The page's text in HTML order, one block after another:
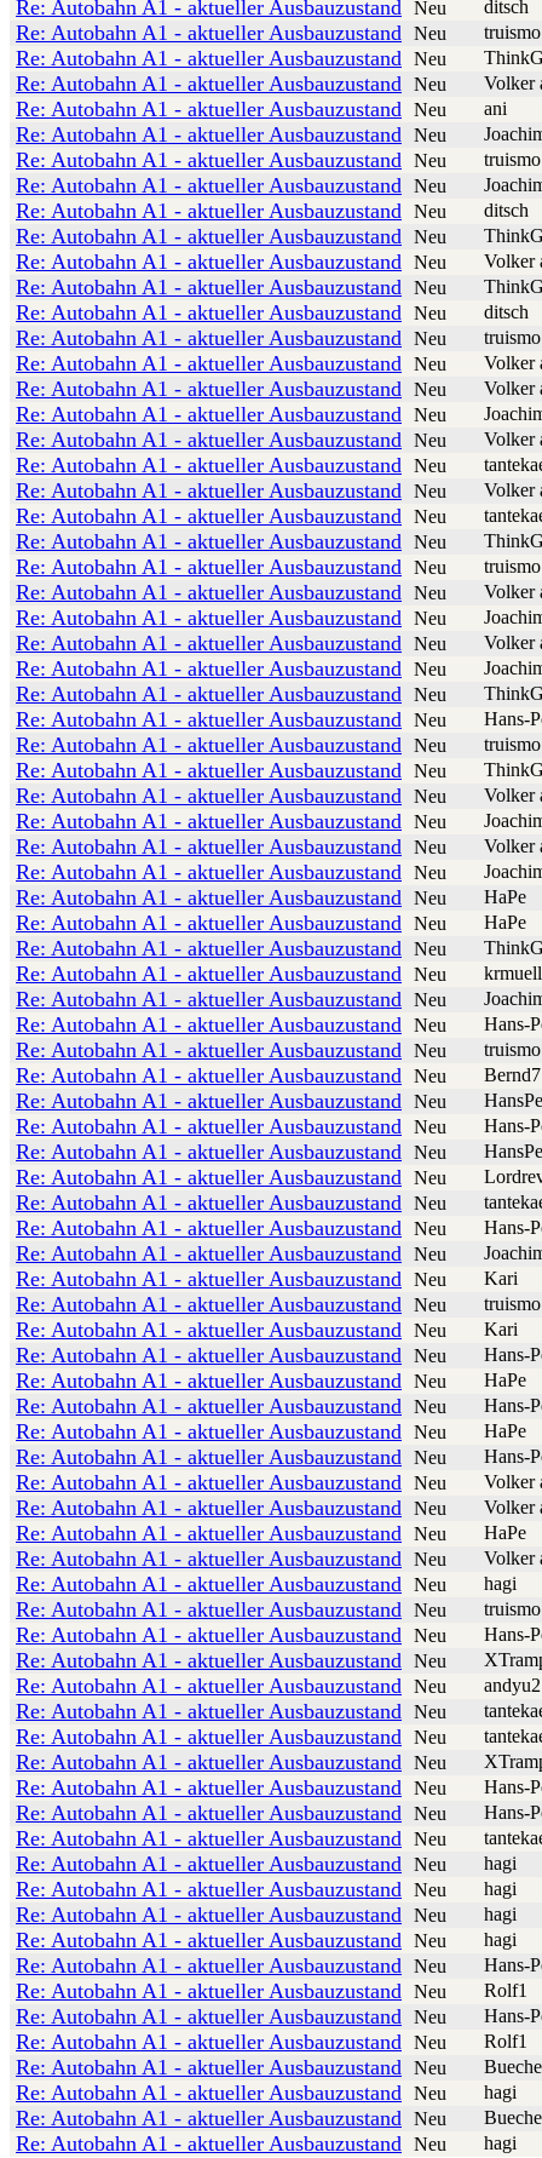
Re: Autobahn A1 - aktueller Ausbauzustand Neu ditsch
Re: Autobahn A1 - aktueller Ausbauzustand Neu truismo
Re: Autobahn A1 - aktueller Ausbauzustand Neu
Re: Autobahn A1 - aktueller Ausbauzustand Neu Volker
Re: Autobahn A1 - aktueller Ausbauzustand Neu ani
Re: Autobahn A1 - aktueller Ausbauzustand Neu
Re: Autobahn A1 - aktueller Ausbauzustand Neu truismo
Re: Autobahn A1 - aktueller Ausbauzustand Neu
Re: Autobahn A1 - aktueller Ausbauzustand Neu ditsch
Re: Autobahn A1 - aktueller Ausbauzustand Neu
Re: Autobahn A1 - aktueller Ausbauzustand Neu Volker
Re: Autobahn A1 - aktueller Ausbauzustand Neu
Re: Autobahn A1 - aktueller Ausbauzustand Neu ditsch
Re: Autobahn A1 - aktueller Ausbauzustand Neu truismo
Re: Autobahn A1 - aktueller Ausbauzustand Neu Volker
Re: Autobahn A1 - aktueller Ausbauzustand Neu Volker
Re: Autobahn A1 - aktueller Ausbauzustand Neu
Re: Autobahn A1 - aktueller Ausbauzustand Neu Volker
Re: Autobahn A1 - aktueller Ausbauzustand Neu
Re: Autobahn A1 - aktueller Ausbauzustand Neu Volker
Re: Autobahn A1 - aktueller Ausbauzustand Neu
Re: Autobahn A1 - aktueller Ausbauzustand Neu
Re: Autobahn A1 - aktueller Ausbauzustand Neu truismo
Re: Autobahn A1 - aktueller Ausbauzustand Neu Volker
Re: Autobahn A1 - aktueller Ausbauzustand Neu
Re: Autobahn A1 - aktueller Ausbauzustand Neu Volker
Re: Autobahn A1 - aktueller Ausbauzustand Neu
Re: Autobahn A1 - aktueller Ausbauzustand Neu
Re: Autobahn A1 - aktueller Ausbauzustand Neu Hans-
Re: Autobahn A1 - aktueller Ausbauzustand Neu truismo
Re: Autobahn A1 - aktueller Ausbauzustand Neu
Re: Autobahn A1 - aktueller Ausbauzustand Neu Volker
Re: Autobahn A1 - aktueller Ausbauzustand Neu
Re: Autobahn A1 - aktueller Ausbauzustand Neu Volker
Re: Autobahn A1 - aktueller Ausbauzustand Neu
Re: Autobahn A1 - aktueller Ausbauzustand Neu HaPe
Re: Autobahn A1 - aktueller Ausbauzustand Neu HaPe
Re: Autobahn A1 - aktueller Ausbauzustand Neu
Re: Autobahn A1 - aktueller Ausbauzustand Neu
Re: Autobahn A1 - aktueller Ausbauzustand Neu
Re: Autobahn A1 - aktueller Ausbauzustand Neu Hans-
Re: Autobahn A1 - aktueller Ausbauzustand Neu truismo
Re: Autobahn A1 - aktueller Ausbauzustand Neu
Re: Autobahn A1 - aktueller Ausbauzustand Neu
Re: Autobahn A1 - aktueller Ausbauzustand Neu Hans-
Re: Autobahn A1 - aktueller Ausbauzustand Neu
Re: Autobahn A1 - aktueller Ausbauzustand Neu
Re: Autobahn A1 - aktueller Ausbauzustand Neu
Re: Autobahn A1 - aktueller Ausbauzustand Neu Hans-
Re: Autobahn A1 - aktueller Ausbauzustand Neu
Re: Autobahn A1 - aktueller Ausbauzustand Neu Kari
Re: Autobahn A1 - aktueller Ausbauzustand Neu truismo
Re: Autobahn A1 - aktueller Ausbauzustand Neu Kari
Re: Autobahn A1 - aktueller Ausbauzustand Neu Hans-
Re: Autobahn A1 - aktueller Ausbauzustand Neu HaPe
Re: Autobahn A1 - aktueller Ausbauzustand Neu Hans-
Re: Autobahn A1 - aktueller Ausbauzustand Neu HaPe
Re: Autobahn A1 - aktueller Ausbauzustand Neu Hans-
Re: Autobahn A1 - aktueller Ausbauzustand Neu Volker
Re: Autobahn A1 - aktueller Ausbauzustand Neu Volker
Re: Autobahn A1 - aktueller Ausbauzustand Neu HaPe
Re: Autobahn A1 - aktueller Ausbauzustand Neu Volker
Re: Autobahn A1 - aktueller Ausbauzustand Neu hagi
Re: Autobahn A1 - aktueller Ausbauzustand Neu truismo
Re: Autobahn A1 - aktueller Ausbauzustand Neu Hans-
Re: Autobahn A1 - aktueller Ausbauzustand Neu
Re: Autobahn A1 - aktueller Ausbauzustand Neu andyu2
Re: Autobahn A1 - aktueller Ausbauzustand Neu
Re: Autobahn A1 - aktueller Ausbauzustand Neu
Re: Autobahn A1 - aktueller Ausbauzustand Neu
Re: Autobahn A1 - aktueller Ausbauzustand Neu Hans-
Re: Autobahn A1 - aktueller Ausbauzustand Neu Hans-
Re: Autobahn A1 - aktueller Ausbauzustand Neu
Re: Autobahn A1 - aktueller Ausbauzustand Neu hagi
Re: Autobahn A1 - aktueller Ausbauzustand Neu hagi
Re: Autobahn A1 - aktueller Ausbauzustand Neu hagi
Re: Autobahn A1 - aktueller Ausbauzustand Neu hagi
Re: Autobahn A1 - aktueller Ausbauzustand Neu Hans-
Re: Autobahn A1 - aktueller Ausbauzustand Neu Rolf1
Re: Autobahn A1 - aktueller Ausbauzustand Neu Hans-
Re: Autobahn A1 - aktueller Ausbauzustand Neu Rolf1
Re: Autobahn A1 - aktueller Ausbauzustand Neu
Re: Autobahn A1 - aktueller Ausbauzustand Neu hagi
Re: Autobahn A1 - aktueller Ausbauzustand Neu
Re: Autobahn A1 - aktueller Ausbauzustand Neu hagi